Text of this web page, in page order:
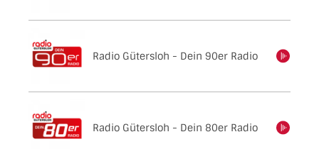
Radio Gütersloh - Dein 90er Radio
einschalten
Radio Gütersloh - Dein 80er Radio
einschalten